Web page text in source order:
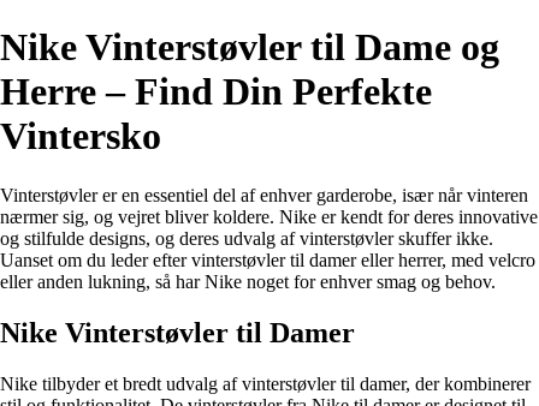
Nike Vinterstøvler til Dame og
Herre – Find Din Perfekte
Vintersko
Vinterstøvler er en essentiel del af enhver garderobe, især når vinteren
nærmer sig, og vejret bliver koldere. Nike er kendt for deres innovative
og stilfulde designs, og deres udvalg af vinterstøvler skuffer ikke.
Uanset om du leder efter vinterstøvler til damer eller herrer, med velcro
eller anden lukning, så har Nike noget for enhver smag og behov.
Nike Vinterstøvler til Damer
Nike tilbyder et bredt udvalg af vinterstøvler til damer, der kombinerer